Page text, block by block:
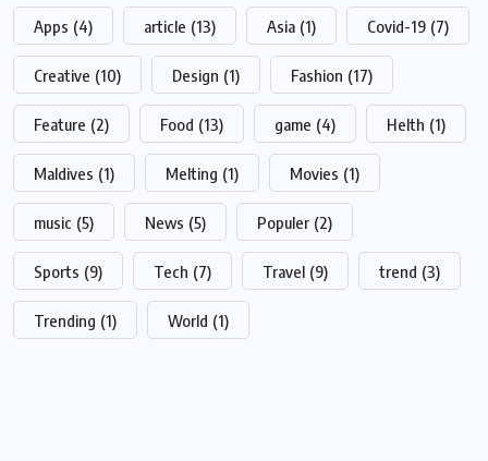
Apps (4) article (13) Asia (1) Covid-19 (7)
Creative (10) Design (1) Fashion (17)
Feature (2) Food (13) game (4) Helth (1)
Maldives (1) Melting (1) Movies (1)
music (5) News (5) Populer (2)
Sports (9) Tech (7) Travel (9) trend (3)
Trending (1) World (1)